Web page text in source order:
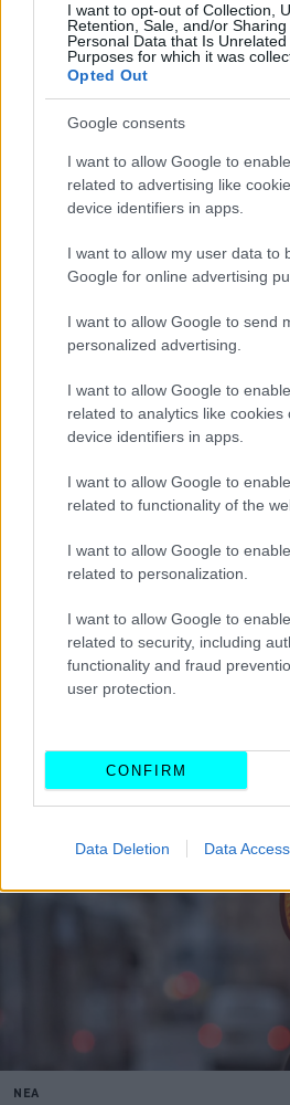
I want to opt-out of Collection,
Retention, Sale, and/or
Personal Data that Is
Purposes for which it was
Opted Out
Google consents
I want to allow Google to
related to advertising like
device identifiers in apps.
I want to allow my user data to
Google for online advertising
I want to allow Google to send
personalized advertising.
I want to allow Google to
related to analytics like cookies
device identifiers in apps.
I want to allow Google to
related to functionality of the
I want to allow Google to
related to personalization.
I want to allow Google to
related to security, including
functionality and fraud
user protection.
CONFIRM
Data Deletion Data Access
Διαβάστε επίσης